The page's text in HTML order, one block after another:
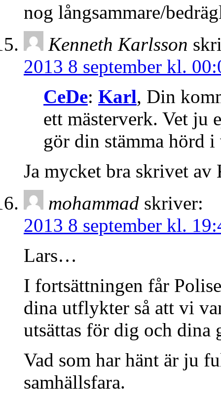
nog långsammare/
Kenneth Karlsson
2013 8 september kl.
CeDe: Karl, Din
ett mästerverk. Vet ju
gör din stämma hörd i
Ja mycket bra skrivet av
mohammad skriver:
2013 8 september kl.
Lars…
I fortsättningen får
dina utflykter så att vi
utsättas för dig och
Vad som har hänt är ju
samhällsfara.